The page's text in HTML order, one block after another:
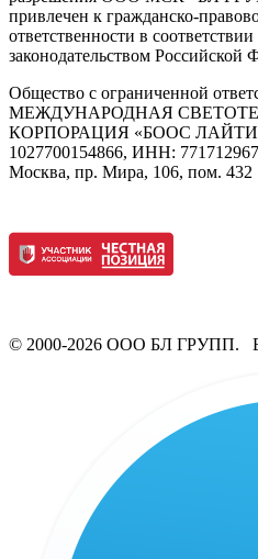
привлечен к гражданско-
ответственности в
законодательством Российской
Общество с ограниченной
МЕЖДУНАРОДНАЯ
КОРПОРАЦИЯ «БООС
1027700154866, ИНН:
Москва, пр. Мира, 106, пом. 432
© 2000-2026 ООО БЛ ГРУПП.